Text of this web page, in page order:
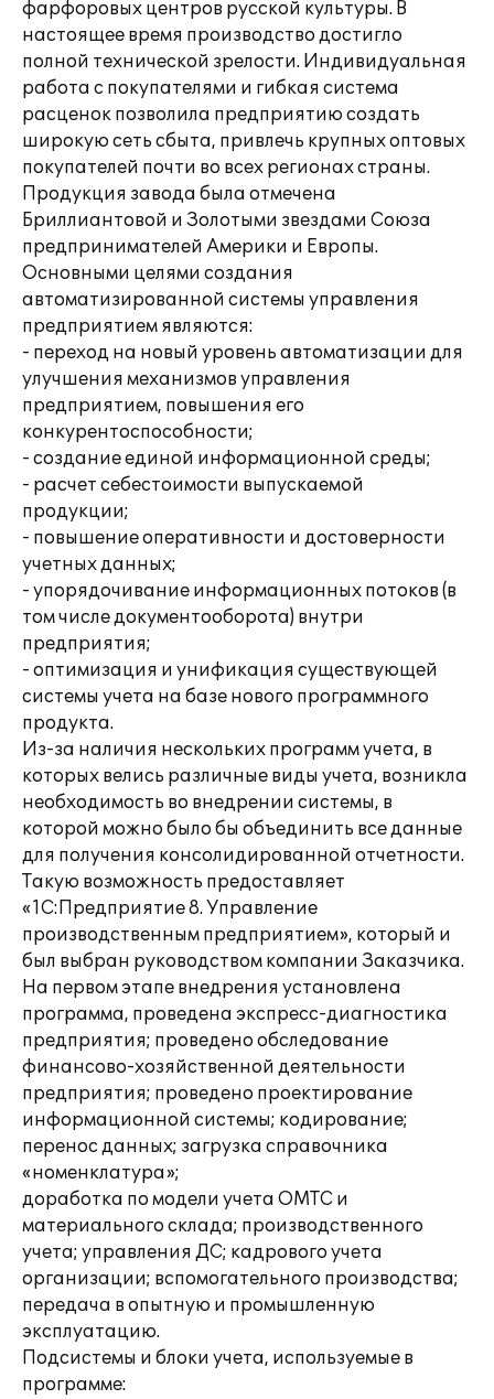
фарфоровых центров русской культуры. В
настоящее время производство достигло
полной технической зрелости. Индивидуальная
работа с покупателями и гибкая система
расценок позволила предприятию создать
широкую сеть сбыта, привлечь крупных оптовых
покупателей почти во всех регионах страны.
Продукция завода была отмечена
Бриллиантовой и Золотыми звездами Союза
предпринимателей Америки и Европы.
Основными целями создания
автоматизированной системы управления
предприятием являются:
- переход на новый уровень автоматизации для
улучшения механизмов управления
предприятием, повышения его
конкурентоспособности;
- создание единой информационной среды;
- расчет себестоимости выпускаемой
продукции;
- повышение оперативности и достоверности
учетных данных;
- упорядочивание информационных потоков (в
том числе документооборота) внутри
предприятия;
- оптимизация и унификация существующей
системы учета на базе нового программного
продукта.
Из-за наличия нескольких программ учета, в
которых велись различные виды учета, возникла
необходимость во внедрении системы, в
которой можно было бы объединить все данные
для получения консолидированной отчетности.
Такую возможность предоставляет
«1С:Предприятие 8. Управление
производственным предприятием», который и
был выбран руководством компании Заказчика.
На первом этапе внедрения установлена
программа, проведена экспресс-диагностика
предприятия; проведено обследование
финансово-хозяйственной деятельности
предприятия; проведено проектирование
информационной системы; кодирование;
перенос данных; загрузка справочника
«номенклатура»;
доработка по модели учета ОМТС и
материального склада; производственного
учета; управления ДС; кадрового учета
организации; вспомогательного производства;
передача в опытную и промышленную
эксплуатацию.
Подсистемы и блоки учета, используемые в
программе: